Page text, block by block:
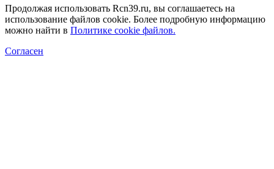
Продолжая использовать Rcn39.ru, вы соглашаетесь на
использование файлов cookie. Более подробную информацию
можно найти в Политике cookie файлов.
Согласен